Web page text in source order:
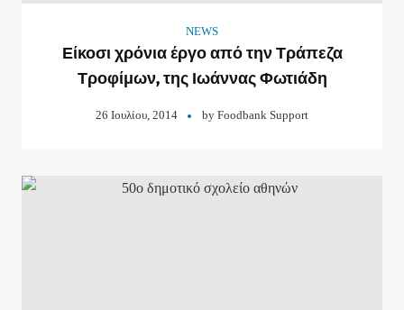
NEWS
Είκοσι χρόνια έργο από την Τράπεζα
Τροφίμων, της Ιωάννας Φωτιάδη
26 Ιουλίου, 2014 by Foodbank Support